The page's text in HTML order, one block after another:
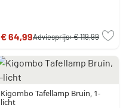
€ 64,99Adviesprijs:€ 119,99
Kigombo Tafellamp Bruin, 1-
licht